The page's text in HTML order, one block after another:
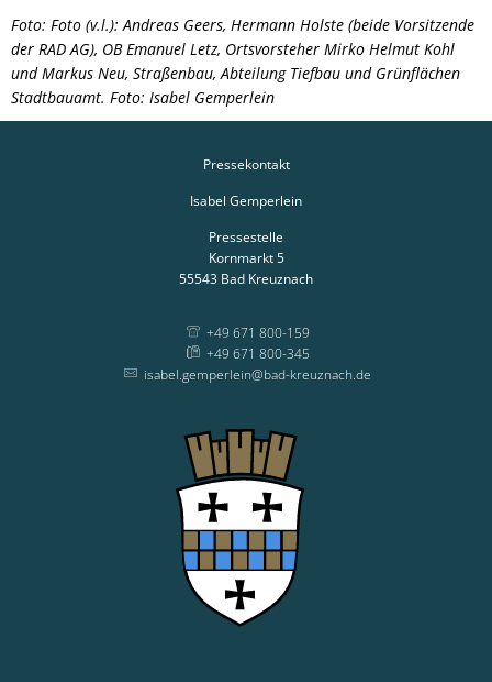
Foto: Foto (v.l.): Andreas Geers, Hermann Holste (beide Vorsitzende
der RAD AG), OB Emanuel Letz, Ortsvorsteher Mirko Helmut Kohl
und Markus Neu, Straßenbau, Abteilung Tiefbau und Grünflächen
Stadtbauamt. Foto: Isabel Gemperlein
Pressekontakt
Isabel Gemperlein
Pressestelle
Kornmarkt 5
55543 Bad Kreuznach
+49 671 800-159
+49 671 800-345
isabel.gemperlein@bad-kreuznach.de